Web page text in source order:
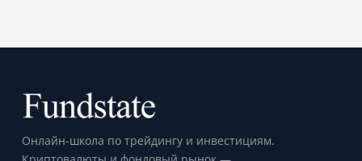
Онлайн-школа по трейдингу и инвестициям.